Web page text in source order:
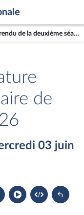
Compte rendu de la deuxième séance du mercredi 03 juin 2026
de
03 juin